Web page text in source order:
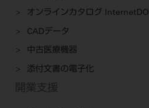
オンラインカタログ InternetDO
CADデータ
中古医療機器
添付文書の電子化
開業支援